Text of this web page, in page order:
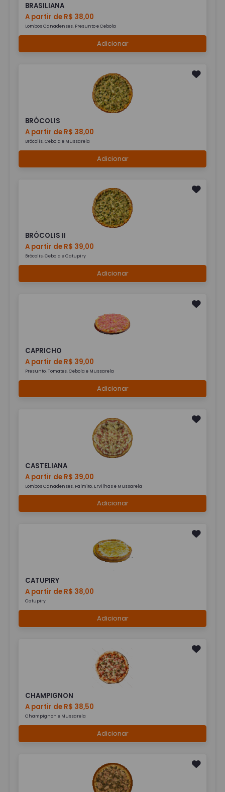
BRASILIANA
A partir de R$ 38,00
Lombos Canadenses, Presunto e Cebola
Adicionar
BRÓCOLIS
A partir de R$ 38,00
Brócolis, Cebola e Mussarela
Adicionar
BRÓCOLIS II
A partir de R$ 39,00
Brócolis, Cebola e Catupiry
Adicionar
CAPRICHO
A partir de R$ 39,00
Presunto, Tomates, Cebola e Mussarela
Adicionar
CASTELIANA
A partir de R$ 39,00
Lombos Canadenses, Palmito, Ervilhas e Mussarela
Adicionar
CATUPIRY
A partir de R$ 38,00
Catupiry
Adicionar
CHAMPIGNON
A partir de R$ 38,50
Champignon e Mussarela
Adicionar